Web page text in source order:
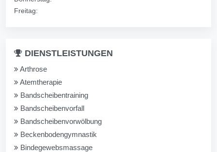
Freitag:
DIENSTLEISTUNGEN
Arthrose
Atemtherapie
Bandscheibentraining
Bandscheibenvorfall
Bandscheibenvorwölbung
Beckenbodengymnastik
Bindegewebsmassage